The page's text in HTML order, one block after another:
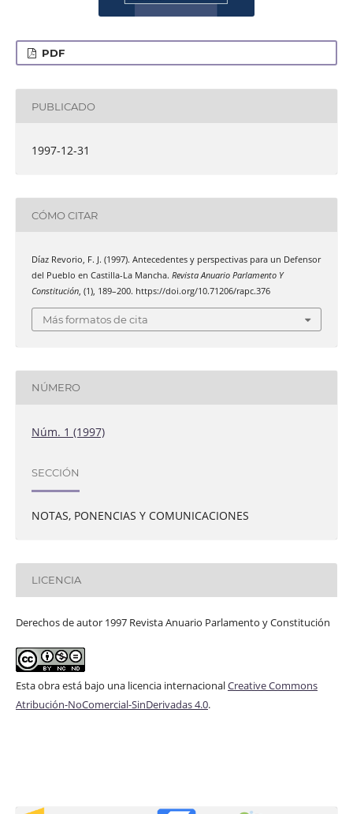
PDF
PUBLICADO
1997-12-31
CÓMO CITAR
Díaz Revorio, F. J. (1997). Antecedentes y perspectivas para un Defensor
del Pueblo en Castilla-La Mancha. Revista Anuario Parlamento Y
Constitución, (1), 189–200. https://doi.org/10.71206/rapc.376
Más formatos de cita
NÚMERO
Núm. 1 (1997)
SECCIÓN
NOTAS, PONENCIAS Y COMUNICACIONES
LICENCIA
Derechos de autor 1997 Revista Anuario Parlamento y Constitución
Esta obra está bajo una licencia internacionalCreative Commons
Atribución-NoComercial-SinDerivadas 4.0.